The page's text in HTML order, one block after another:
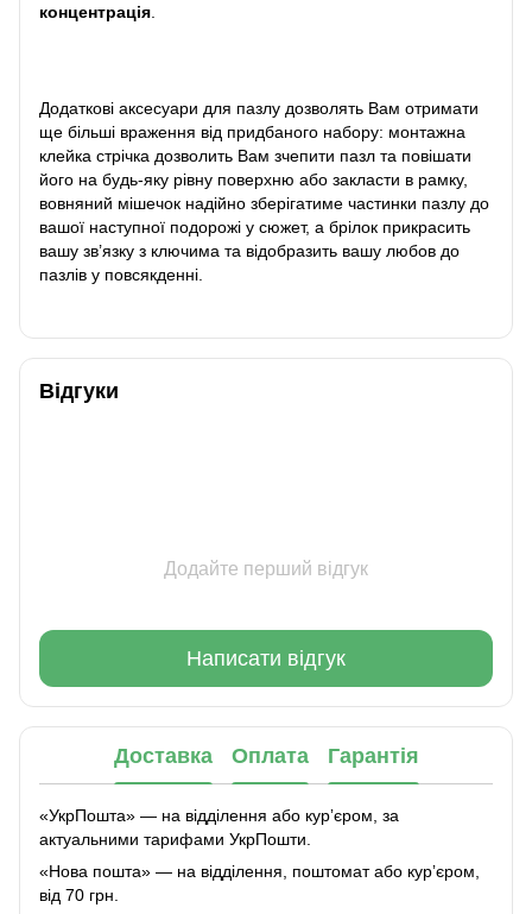
концентрація.
Додаткові аксесуари для пазлу дозволять Вам отримати
ще більші враження від придбаного набору: монтажна
клейка стрічка дозволить Вам зчепити пазл та повішати
його на будь-яку рівну поверхню або закласти в рамку,
вовняний мішечок надійно зберігатиме частинки пазлу до
вашої наступної подорожі у сюжет, а брілок прикрасить
вашу зв’язку з ключима та відобразить вашу любов до
пазлів у повсякденні.
Відгуки
Додайте перший відгук
Написати відгук
Доставка Оплата Гарантія
«УкрПошта» — на відділення або курʼєром, за
актуальними тарифами УкрПошти.
«Нова пошта» — на відділення, поштомат або курʼєром,
від 70 грн.